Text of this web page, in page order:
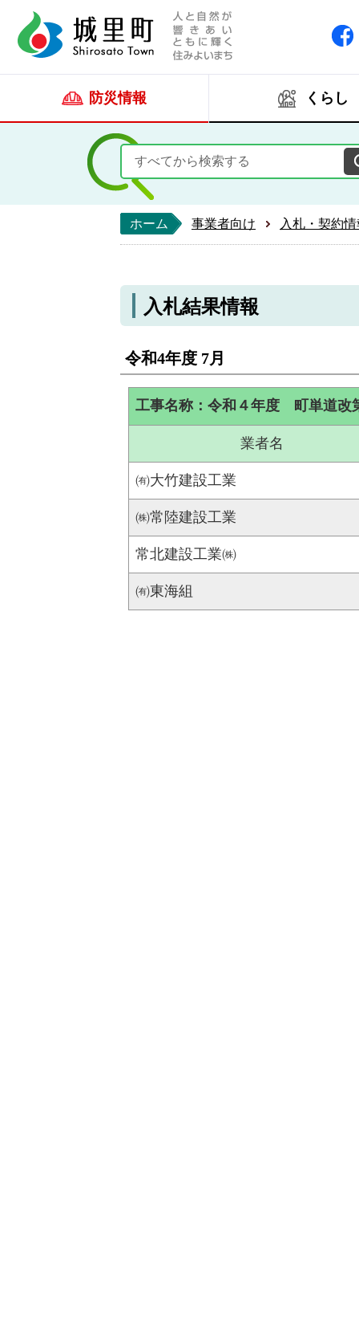
防災情報 くらし
ホーム 事業者向け 入札・契約
入札結果情報
令和4年度 7月
工事名称：令和４年度 町単道
業者名
㈲大竹建設工業
㈱常陸建設工業
常北建設工業㈱
㈲東海組